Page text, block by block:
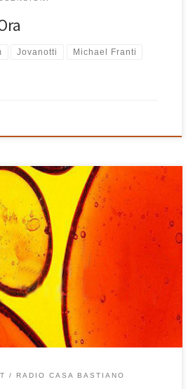
Jovanotti Michael Franti
la consueta playlist fu doppia. Ricordo
dei brani contenuti nei due mitici cd: le
Folds nel primo, quelle di Micheal
Otis nel secondo. Riascoltare oggi
ancora […]
RADIO CASA BASTIANO